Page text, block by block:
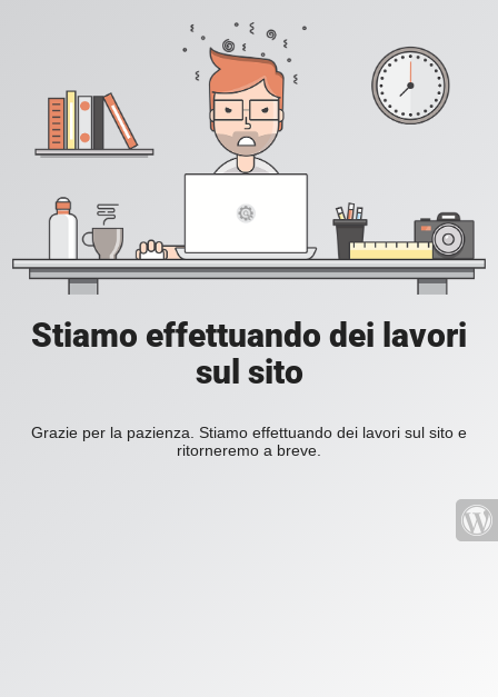
Stiamo effettuando dei lavori
sul sito
Grazie per la pazienza. Stiamo effettuando dei lavori sul sito e
ritorneremo a breve.